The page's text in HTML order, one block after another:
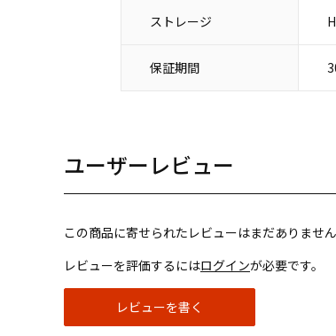
ストレージ
保証期間
ユーザーレビュー
この商品に寄せられたレビューはまだありません
レビューを評価するにはログインが必要です。
レビューを書く